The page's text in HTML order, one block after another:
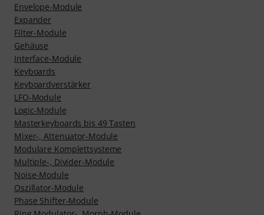
Envelope-Module
Expander
Filter-Module
Gehäuse
Interface-Module
Keyboards
Keyboardverstärker
LFO-Module
Logic-Module
Masterkeyboards bis 49 Tasten
Mixer-, Attenuator-Module
Modulare Komplettsysteme
Multiple-, Divider-Module
Noise-Module
Oszillator-Module
Phase Shifter-Module